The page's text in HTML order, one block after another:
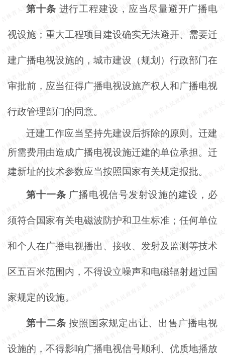
第十条 进行工程建设，应当尽量避开广播电
视设施；重大工程项目建设确实无法避开、需要迁
建广播电视设施的，城市建设（规划）行政部门在
审批前，应当征得广播电视设施产权人和广播电视
行政管理部门的同意。
迁建工作应当坚持先建设后拆除的原则。迁建
所需费用由造成广播电视设施迁建的单位承担。迁
建新址的技术参数应当按照国家有关规定报批。
第十一条 广播电视信号发射设施的建设，必
须符合国家有关电磁波防护和卫生标准；任何单位
和个人在广播电视播出、接收、发射及监测等技术
区五百米范围内，不得设立噪声和电磁辐射超过国
家规定的设施。
第十二条按照国家规定出让、出售广播电视
设施的，不得影响广播电视信号顺利、优质地播放